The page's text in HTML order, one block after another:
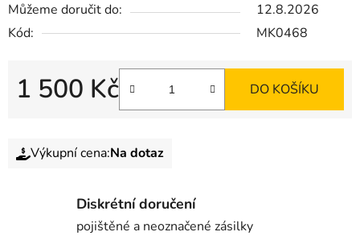
Můžeme doručit do:
12.8.2026
Kód:
MK0468
1 500 Kč DO KOŠÍKU
Výkupní cena:Na dotaz
Diskrétní doručení
pojištěné a neoznačené zásilky